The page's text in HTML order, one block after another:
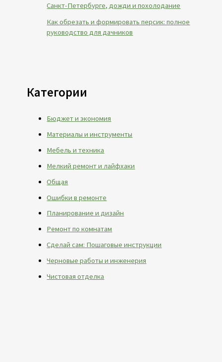
Санкт-Петербурге, дожди и похолодание
Как обрезать и формировать персик: полное
руководство для дачников
Категории
Бюджет и экономия
Материалы и инструменты
Мебель и техника
Мелкий ремонт и лайфхаки
Общая
Ошибки в ремонте
Планирование и дизайн
Ремонт по комнатам
Сделай сам: Пошаговые инструкции
Черновые работы и инженерия
Чистовая отделка